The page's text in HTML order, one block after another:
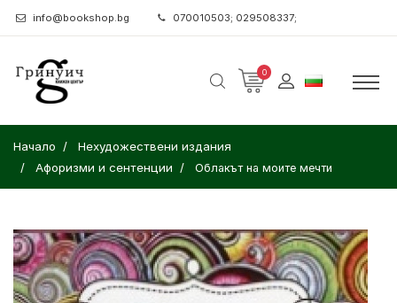
info@bookshop.bg 070010503; 029508337;
0
Начало
Нехудожествени издания
Афоризми и сентенции
Облакът на моите мечти